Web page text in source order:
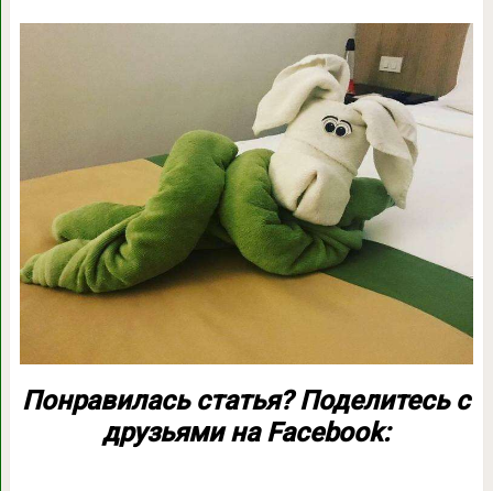
Понравилась статья? Поделитесь с
друзьями на Facebook: